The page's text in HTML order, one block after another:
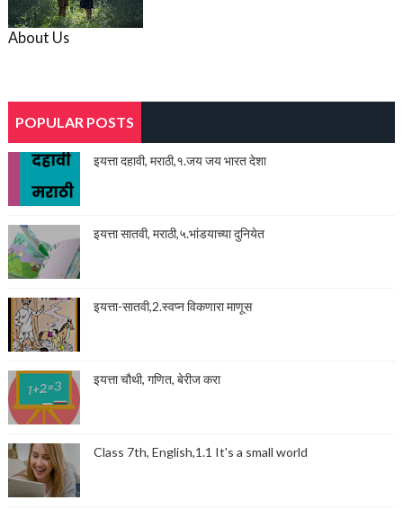
About Us
POPULAR POSTS
इयत्ता दहावी, मराठी,१.जय जय भारत देशा
इयत्ता सातवी, मराठी,५.भांडयाच्या दुनियेत
इयत्ता-सातवी,2.स्वप्न विकणारा माणूस
इयत्ता चौथी, गणित, बेरीज करा
Class 7th, English,1.1 It's a small world